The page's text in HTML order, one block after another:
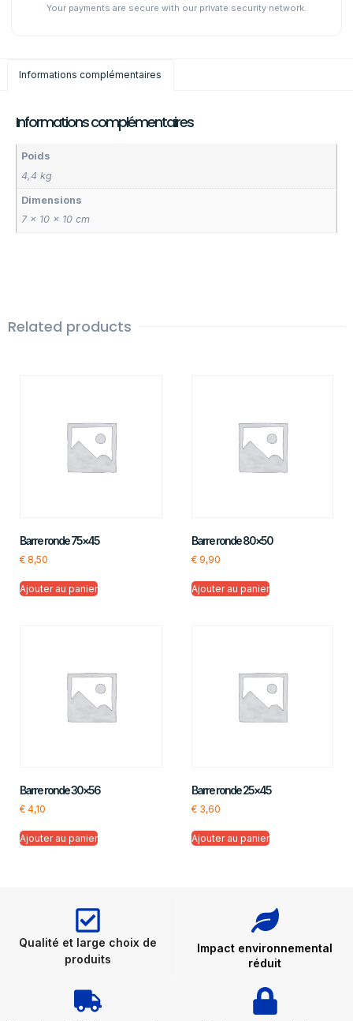
Your payments are secure with our private security network.
Informations complémentaires
Informations complémentaires
Poids
4,4 kg
Dimensions
7 × 10 × 10 cm
Related products
Barre ronde 75×45
€ 8,50
Ajouter au panier
Barre ronde 80×50
€9,90
Ajouter au panier
Barre ronde 30×56
€ 4,10
Ajouter au panier
Barre ronde 25×45
€3,60
Ajouter au panier
Qualité et large choix de
produits
Impact environnemental
réduit